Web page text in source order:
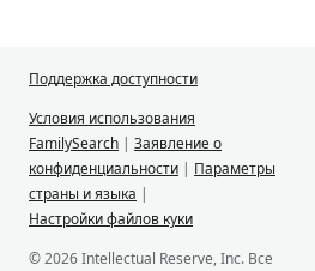
Поддержка доступности
Условия использования
FamilySearch | Заявление о
конфиденциальности | Параметры
страны и языка |
Настройки файлов куки
© 2026 Intellectual Reserve, Inc. Все